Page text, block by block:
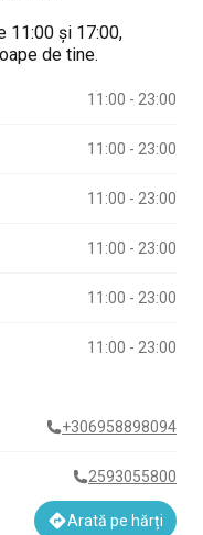
11:00 și 17:00,
de tine.
11:00 - 23:00
11:00 - 23:00
11:00 - 23:00
11:00 - 23:00
11:00 - 23:00
11:00 - 23:00
+306958898094
2593055800
Arată pe hărți